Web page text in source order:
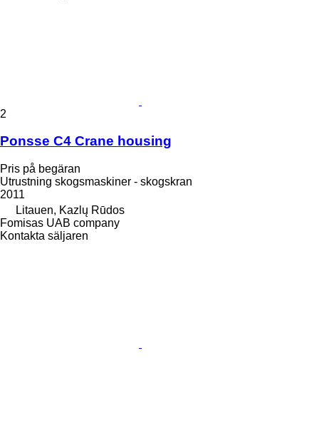
2
Ponsse C4 Crane housing
Pris på begäran
Utrustning skogsmaskiner - skogskran
2011
Litauen, Kazlų Rūdos
Fomisas UAB company
Kontakta säljaren